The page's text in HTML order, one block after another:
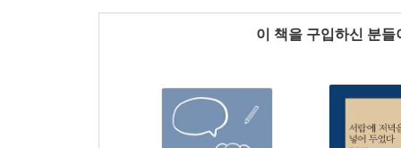
이 책을 구입하신 분